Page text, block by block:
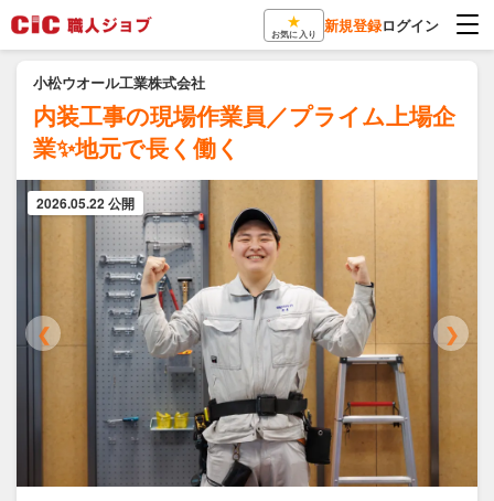
★
お気に入り 新規登録ログイン
小松ウオール工業株式会社
内装工事の現場作業員／プライム上場企
業✨地元で長く働く
2026.05.22 公開
❮ ❯